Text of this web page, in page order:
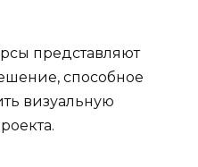
представляют
способное
визуальную